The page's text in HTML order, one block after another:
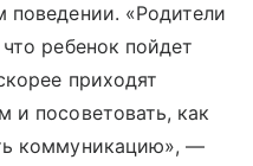
поведении. «Родители
ребенок пойдет
приходят
и посоветовать, как
коммуникацию», —